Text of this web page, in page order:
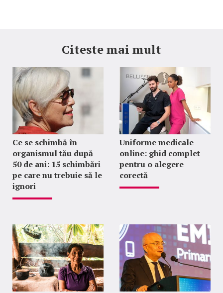
Citeste mai mult
Ce se schimbă în
organismul tău după
50 de ani: 15 schimbări
pe care nu trebuie să le
ignori
Uniforme medicale
online: ghid complet
pentru o alegere
corectă